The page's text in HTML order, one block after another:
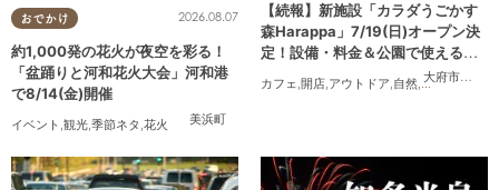
おでかけ
美浜町
2026.08.07
約1,000発の花火が夜空を彩る！
「盆踊りと河和花火大会」河和港
で8/14(金)開催
イベント ,観光,季節ネタ ,花火
大府市
,東浦
【続報】新施設「カラダうごかす
森Harappa」7/19(日)オープン決
定！設備・料金＆公園で使えるレ
カフェ 開店 アウトドア 自然 まちネタ,